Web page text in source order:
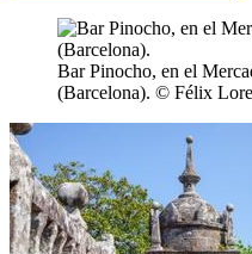
Bar Pinocho, en el
(Barcelona). © Félix